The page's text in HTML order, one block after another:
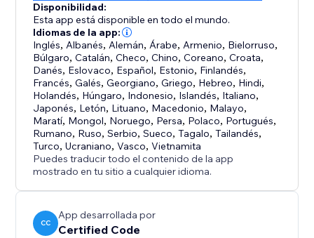
Disponibilidad:
Esta app está disponible en todo el mundo.
Idiomas de la app:
Inglés, Albanés, Alemán, Árabe, Armenio, Bielorruso,
Búlgaro,Catalán,Checo,Chino,Coreano,Croata,
Danés, Eslovaco, Español, Estonio, Finlandés,
Francés,Galés,Georgiano,Griego, Hebreo, Hindi,
Holandés, Húngaro, Indonesio, Islandés, Italiano,
Japonés, Letón, Lituano, Macedonio, Malayo,
Maratí, Mongol, Noruego, Persa, Polaco, Portugués,
Rumano, Ruso,Serbio,Sueco,Tagalo,Tailandés,
Turco,Ucraniano,Vasco,Vietnamita
Puedes traducir todo el contenido de la app
mostrado en tu sitio a cualquier idioma.
CC
App desarrollada por
Certified Code